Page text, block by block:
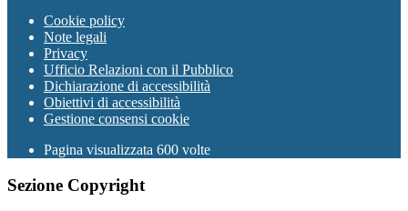
Cookie policy
Note legali
Privacy
Ufficio Relazioni con il Pubblico
Dichiarazione di accessibilità
Obiettivi di accessibilità
Gestione consensi cookie
Pagina visualizzata 600 volte
Sezione Copyright